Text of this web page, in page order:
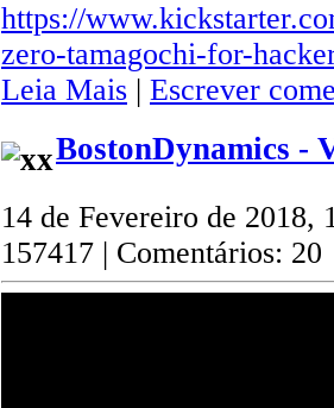
https://
zero-tamagochi-for-
Leia Mais | Escrever
BostonDynamics -
14 de Fevereiro de 2018,
157417 | Comentários: 20